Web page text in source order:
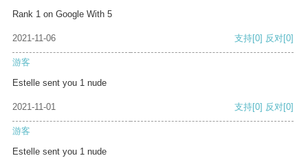
Rank 1 on Google With 5
2021-11-06 支持[0] 反对[0]
游客
Estelle sent you 1 nude
2021-11-01 支持[0] 反对[0]
游客
Estelle sent you 1 nude